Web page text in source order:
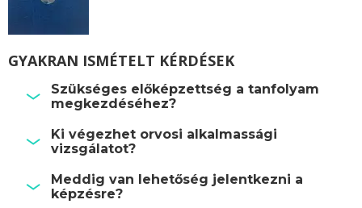
GYAKRAN ISMÉTELT KÉRDÉSEK
Szükséges előképzettség a tanfolyam
megkezdéséhez?
Ki végezhet orvosi alkalmassági
vizsgálatot?
Meddig van lehetőség jelentkezni a
képzésre?